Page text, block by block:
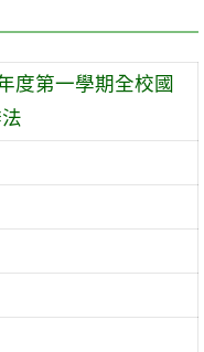
度第一學期全校國